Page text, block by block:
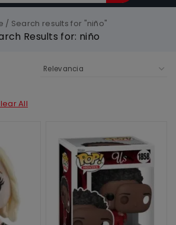
/ Search results for "niño"
Results for: niño
All